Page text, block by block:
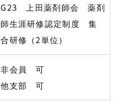
G23 上田薬剤師会 薬剤
師生涯研修認定制度 集
合研修（2単位）
非会員 可
他支部 可